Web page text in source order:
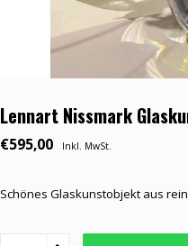
Lennart Nissmark
€595,00 Inkl. MwSt.
Schönes Glaskunstobjekt aus